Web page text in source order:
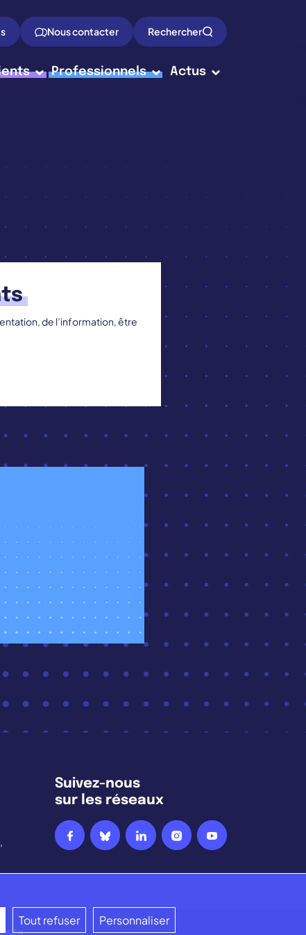
Nous contacter Rechercher
Professionnels Actus
de l’information, être
Suivez-nous
sur les réseaux
site
Tout refuser Personnaliser